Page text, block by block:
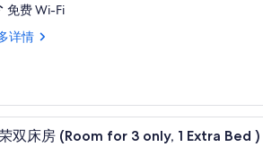
免费 Wi-Fi
详情
、隔音 羽绒被、客房内保
7 双床房 (Room for 3 only, 1 Extra Bed )